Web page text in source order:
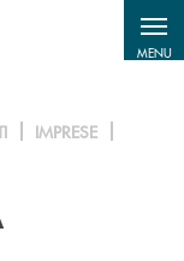
MENU
IMPRESE